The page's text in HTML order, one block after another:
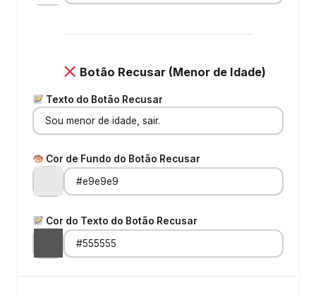
Botão Recusar (Menor de Idade)
Texto do Botão Recusar
Cor de Fundo do Botão Recusar
Cor do Texto do Botão Recusar